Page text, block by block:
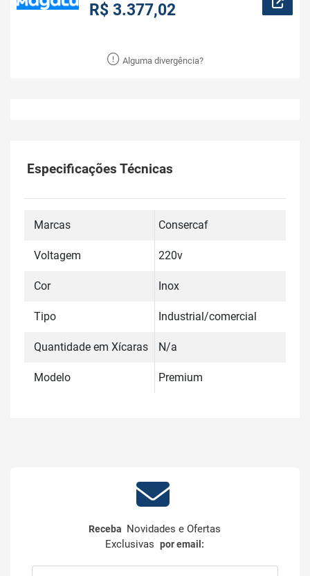
R$ 3.377,02
Alguma divergência?
Especificações Técnicas
Marcas Consercaf
Voltagem 220v
Cor Inox
Tipo Industrial/comercial
Quantidade em Xícaras N/a
Modelo Premium
Receba Novidades e Ofertas
Exclusivaspor email: